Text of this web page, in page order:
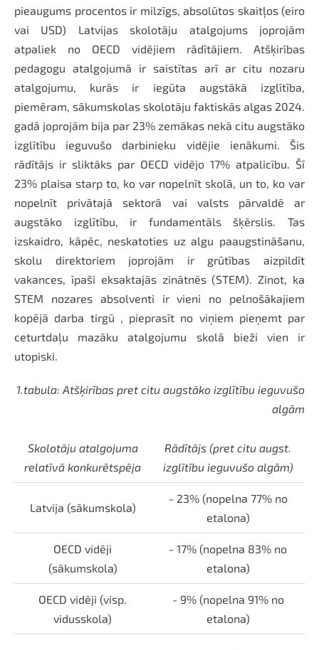
pieaugums procentos ir milzīgs, absolūtos skaitļos (eiro
vai USD) Latvijas skolotāju atalgojums joprojām
atpaliek no OECD vidējiem rādītājiem. Atšķirības
pedagogu atalgojumā ir saistītas arī ar citu nozaru
atalgojumu, kurās ir iegūta augstākā izglītība,
piemēram, sākumskolas skolotāju faktiskās algas 2024.
gadā joprojām bija par 23% zemākas nekā citu augstāko
izglītību ieguvušo darbinieku vidējie ienākumi. Šis
rādītājs ir sliktāks par OECD vidējo 17% atpalicību. Šī
23% plaisa starp to, ko var nopelnīt skolā, un to, ko var
nopelnīt privātajā sektorā vai valsts pārvaldē ar
augstāko izglītību, ir fundamentāls šķērslis. Tas
izskaidro, kāpēc, neskatoties uz algu paaugstināšanu,
skolu direktoriem joprojām ir grūtības aizpildīt
vakances, īpaši eksaktajās zinātnēs (STEM). Zinot, ka
STEM nozares absolventi ir vieni no pelnošākajiem
kopējā darba tirgū , pieprasīt no viņiem pieņemt par
ceturtdaļu mazāku atalgojumu skolā bieži vien ir
utopiski.
1.tabula: Atšķirības pret citu augstāko izglītību ieguvušo
algām
Skolotāju atalgojuma
relatīvā konkurētspēja
Rādītājs (pret citu augst.
izglītību ieguvušo algām)
Latvija (sākumskola)
- 23% (nopelna 77% no
etalona)
OECD vidēji
(sākumskola)
- 17% (nopelna 83% no
etalona)
OECD vidēji (visp.
vidusskola)
- 9% (nopelna 91% no
etalona)